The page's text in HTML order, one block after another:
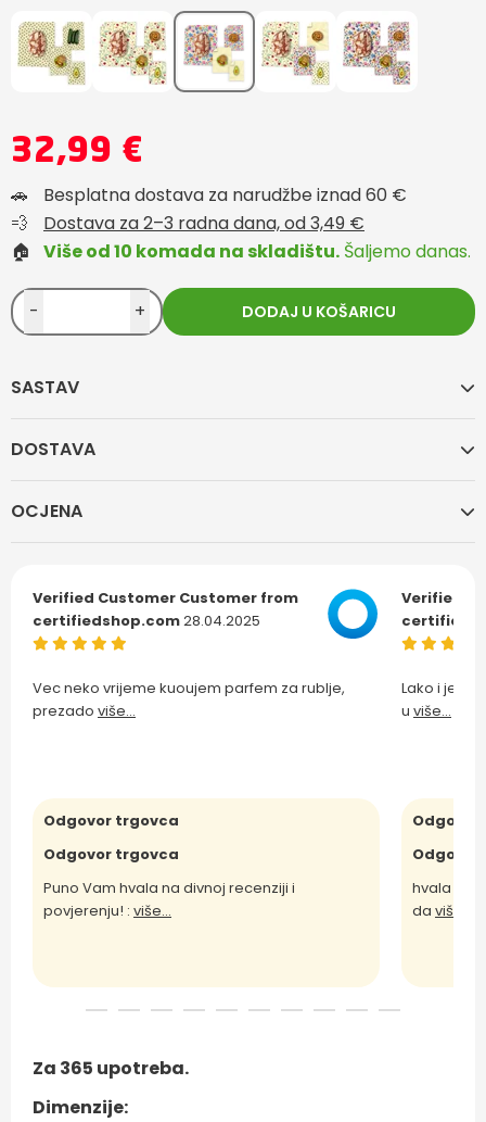
SASTAV
DOSTAVA
OCJENA
Verified Customer Customer from
certifiedshop.com28.04.2025
Vec neko vrijeme kuoujem parfem za rublje,
prezado više...
Odgovor trgovca
Odgovor trgovca
Puno Vam hvala na divnoj recenziji i
povjerenju! : više...
Verified
Lako i
u više...
hvala
da više...
Za 365 upotreba.
Dimenzije:
32,99 €
🚗
Besplatna dostava za narudžbe iznad 60 €
💨
Dostava za 2–3 radna dana, od 3,49 €
🏠
Više od 10 komada na skladištu. Šaljemo danas.
- + DODAJ U KOŠARICU